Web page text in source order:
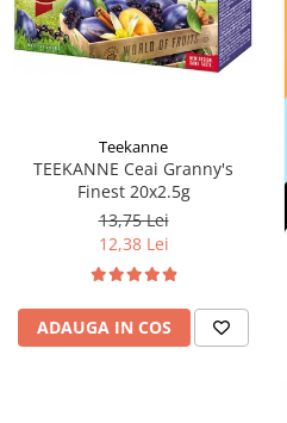
Teekanne
TEEKANNE Ceai Granny's
Finest 20x2.5g
13,75 Lei
12,38 Lei
ADAUGA IN COS